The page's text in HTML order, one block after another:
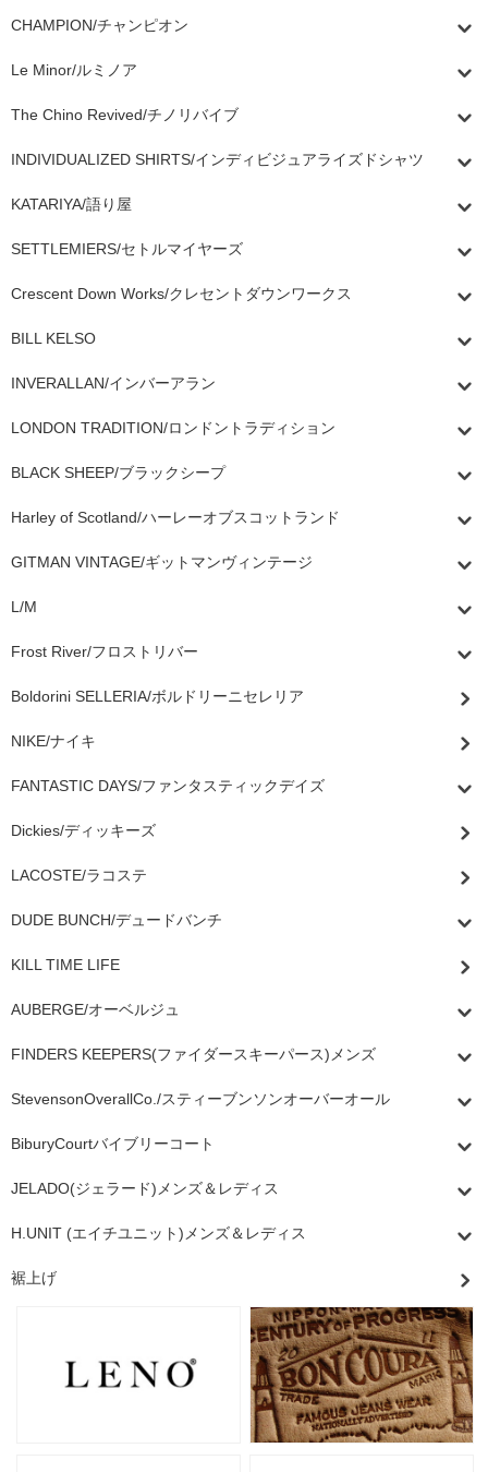
CHAMPION/チャンピオン
Le Minor/ルミノア
The Chino Revived/チノリバイブ
INDIVIDUALIZED SHIRTS/インディビジュアライズドシャツ
KATARIYA/語り屋
SETTLEMIERS/セトルマイヤーズ
Crescent Down Works/クレセントダウンワークス
BILL KELSO
INVERALLAN/インバーアラン
LONDON TRADITION/ロンドントラディション
BLACK SHEEP/ブラックシープ
Harley of Scotland/ハーレーオブスコットランド
GITMAN VINTAGE/ギットマンヴィンテージ
L/M
Frost River/フロストリバー
Boldorini SELLERIA/ボルドリーニセレリア
NIKE/ナイキ
FANTASTIC DAYS/ファンタスティックデイズ
Dickies/ディッキーズ
LACOSTE/ラコステ
DUDE BUNCH/デュードバンチ
KILL TIME LIFE
AUBERGE/オーベルジュ
FINDERS KEEPERS(ファイダースキーパース)メンズ
StevensonOverallCo./スティーブンソンオーバーオール
BiburyCourtバイブリーコート
JELADO(ジェラード)メンズ＆レディス
H.UNIT (エイチユニット)メンズ＆レディス
裾上げ